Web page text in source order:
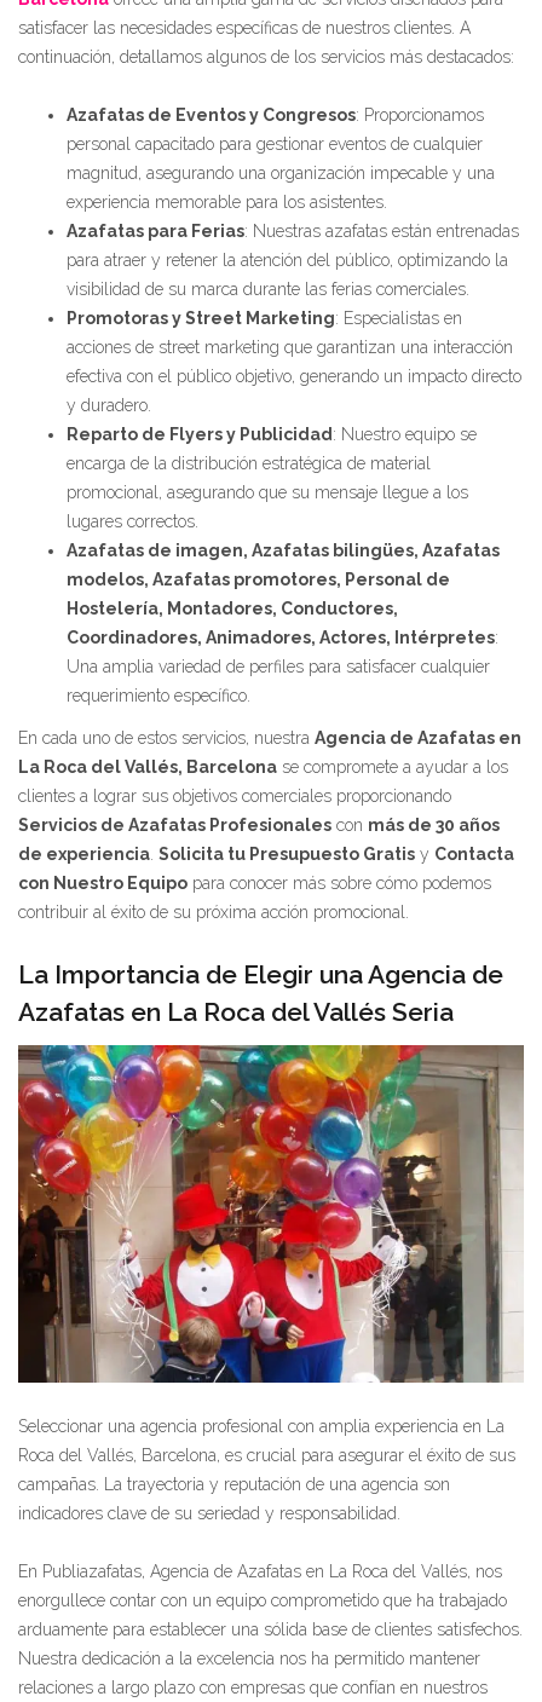
satisfacer las necesidades específicas de nuestros clientes. A
continuación, detallamos algunos de los servicios más destacados:
Azafatas de Eventos y Congresos: Proporcionamos
personal capacitado para gestionar eventos de cualquier
magnitud, asegurando una organización impecable y una
experiencia memorable para los asistentes.
Azafatas para Ferias: Nuestras azafatas están entrenadas
para atraer y retener la atención del público, optimizando la
visibilidad de su marca durante las ferias comerciales.
Promotoras y Street Marketing: Especialistas en
acciones de street marketing que garantizan una interacción
efectiva con el público objetivo, generando un impacto directo
y duradero.
Reparto de Flyers y Publicidad : Nuestro equipo se
encarga de la distribución estratégica de material
promocional, asegurando que su mensaje llegue a los
lugares correctos.
Azafatas de imagen, Azafatas bilingües, Azafatas
modelos, Azafatas promotores, Personal de
Hostelería, Montadores, Conductores,
Coordinadores, Animadores, Actores, Intérpretes:
Una amplia variedad de perfiles para satisfacer cualquier
requerimiento específico.
En cada uno de estos servicios, nuestra Agencia de Azafatas en
La Roca del Vallés, Barcelona se compromete a ayudar a los
clientes a lograr sus objetivos comerciales proporcionando
Servicios de Azafatas Profesionales con más de 30 años
de experiencia Solicita tu Presupuesto Gratis y Contacta
con Nuestro Equipo para conocer más sobre cómo podemos
contribuir al éxito de su próxima acción promocional.
La Importancia de Elegir una Agencia de
Azafatas en La Roca del Vallés Seria
Seleccionar una agencia profesional con amplia experiencia en La
Roca del Vallés, Barcelona, es crucial para asegurar el éxito de sus
campañas. La trayectoria y reputación de una agencia son
indicadores clave de su seriedad y responsabilidad.
En Publiazafatas, Agencia de Azafatas en La Roca del Vallés, nos
enorgullece contar con un equipo comprometido que ha trabajado
arduamente para establecer una sólida base de clientes satisfechos.
Nuestra dedicación a la excelencia nos ha permitido mantener
relaciones a largo plazo con empresas que confían en nuestros